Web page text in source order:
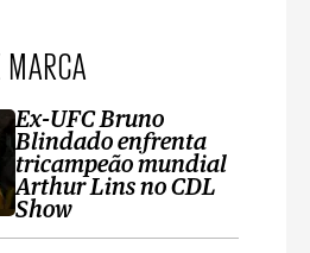
MARCA
Ex-UFC Bruno
Blindado enfrenta
tricampeão mundial
Arthur Lins no CDL
Show